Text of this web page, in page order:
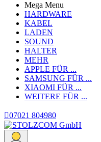
Mega Menu
HARDWARE
KABEL
LADEN
SOUND
HALTER
MEHR
APPLE FÜR ...
SAMSUNG FÜR ...
XIAOMI FÜR ...
WEITERE FÜR ...
07021 804980